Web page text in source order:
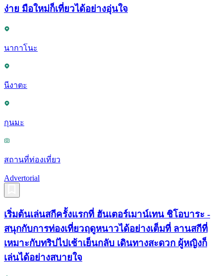
ง่าย มือใหม่ก็เที่ยวได้อย่างอุ่นใจ
นากาโนะ
นีงาตะ
กุนมะ
สถานที่ท่องเที่ยว
Advertorial
เริ่มต้นเล่นสกีครั้งแรกที่ ฮันเตอร์เมาน์เทน ชิโอบาระ -
สนุกกับการท่องเที่ยวฤดูหนาวได้อย่างเต็มที่ ลานสกีที่
เหมาะกับทริปไปเช้าเย็นกลับ เดินทางสะดวก ผู้หญิงก็
เล่นได้อย่างสบายใจ